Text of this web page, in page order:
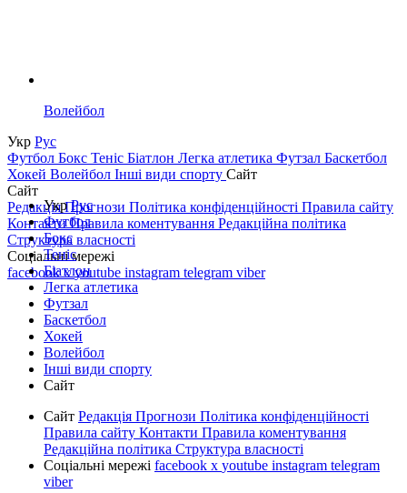
Волейбол
Укр Рус
Футбол Бокс Теніс Біатлон Легка атлетика Футзал Баскетбол
Хокей Волейбол Інші види спорту Сайт
Сайт
РедакціяПрогнози Політика конфіденційності Правила сайту
КонтактиПравила коментування Редакційна політика
Структура власності
Соціальні мережі
facebookxyoutube instagram telegram viber
УкрРус
Футбол
Бокс
Теніс
Біатлон
Легка атлетика
Футзал
Баскетбол
Хокей
Волейбол
Інші види спорту
Сайт
Сайт Редакція Прогнози Політика конфіденційності
Правила сайту Контакти Правила коментування
Редакційна політика Структура власності
Соціальні мережі facebook x youtube instagram telegram
viber